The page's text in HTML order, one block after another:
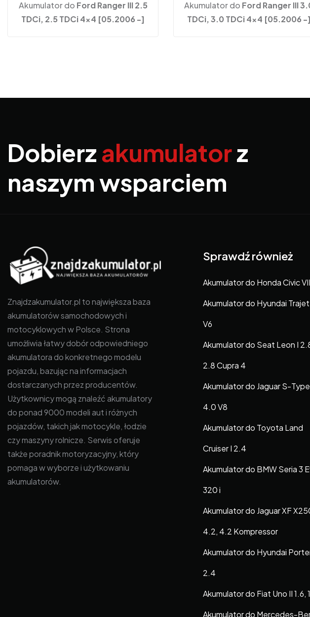
Akumulator do Ford Ranger III 2.5
TDCi, 2.5 TDCi 4x4 [05.2006 -]
Akumulator do Ford Ranger III
TDCi, 3.0 TDCi 4x4 [05.2006 -]
Dobierzakumulatorz
naszym wsparciem
Znajdzakumulator.pl to największa baza
akumulatorów samochodowych i
motocyklowych w Polsce. Strona
umożliwia łatwy dobór odpowiedniego
akumulatora do konkretnego modelu
pojazdu, bazując na informacjach
dostarczanych przez producentów.
Użytkownicy mogą znaleźć akumulatory
do ponad 9000 modeli aut i różnych
pojazdów, takich jak motocykle, łodzie
czy maszyny rolnicze. Serwis oferuje
także poradnik motoryzacyjny, który
pomaga w wyborze i użytkowaniu
akumulatorów.
Sprawdź również
Akumulator do Honda Civic
Akumulator do Hyundai
V6
Akumulator do Seat Leon I
2.8 Cupra 4
Akumulator do Jaguar S-Type
4.0 V8
Akumulator do Toyota Land
Cruiser I 2.4
Akumulator do BMW Seria 3
320 i
Akumulator do Jaguar XF
4.2, 4.2 Kompressor
Akumulator do Hyundai
2.4
Akumulator do Fiat Uno II 1.6,
Akumulator do Mercedes-